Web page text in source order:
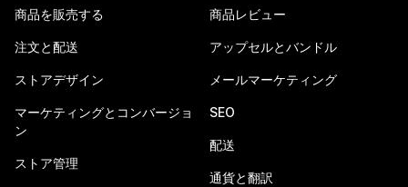
商品を販売する
注文と配送
ストアデザイン
マーケティングとコンバージョ
ン
ストア管理
商品レビュー
アップセルとバンドル
メールマーケティング
SEO
配送
通貨と翻訳